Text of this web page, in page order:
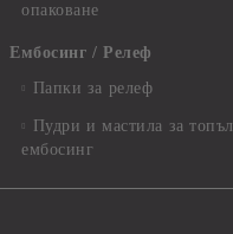
опаковане
Ембосинг / Релеф
Папки за релеф
Пудри и мастила за топъл
ембосинг